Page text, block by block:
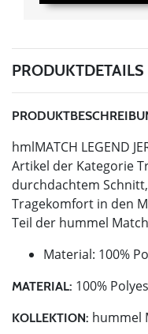
PRODUKTDETAILS
hmlMATCH LEGEND
Artikel der Kategorie
durchdachtem
Tragekomfort in den
Teil der hummel
Material: 100%
MATERIAL: 100%
KOLLEKTION: hummel